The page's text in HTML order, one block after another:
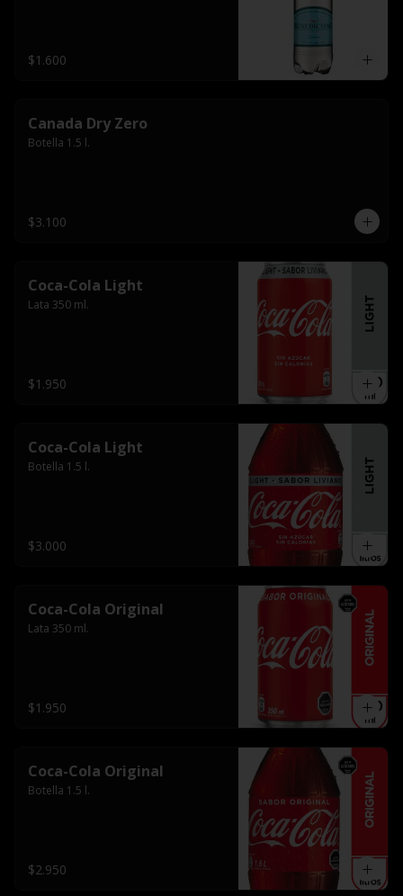
$1.600
Canada Dry Zero
Botella 1.5 l.
$3.100
Coca-Cola Light
Lata 350 ml.
$1.950
Coca-Cola Light
Botella 1.5 l.
$3.000
Coca-Cola Original
Lata 350 ml.
$1.950
Coca-Cola Original
Botella 1.5 l.
$2.950